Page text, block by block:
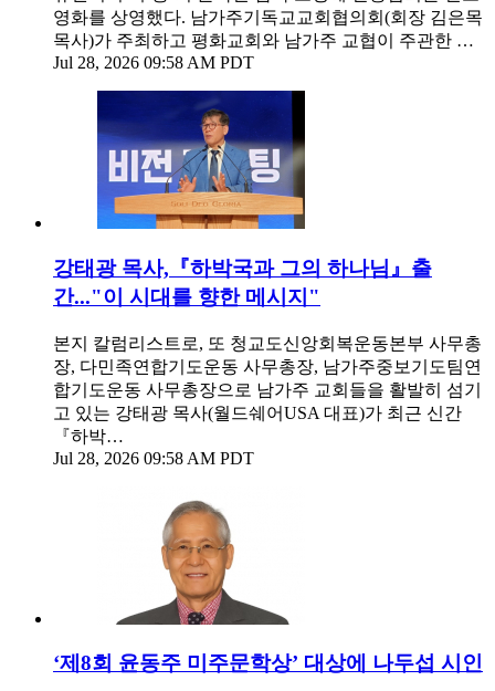
영화를 상영했다. 남가주기독교교회협의회(회장 김은목
목사)가 주최하고 평화교회와 남가주 교협이 주관한 …
Jul 28, 2026 09:58 AM PDT
강태광 목사,『하박국과 그의 하나님』출
간..."이 시대를 향한 메시지"
본지 칼럼리스트로, 또 청교도신앙회복운동본부 사무총
장, 다민족연합기도운동 사무총장, 남가주중보기도팀연
합기도운동 사무총장으로 남가주 교회들을 활발히 섬기
고 있는 강태광 목사(월드쉐어USA 대표)가 최근 신간
『하박…
Jul 28, 2026 09:58 AM PDT
‘제8회 윤동주 미주문학상’ 대상에 나두섭 시인